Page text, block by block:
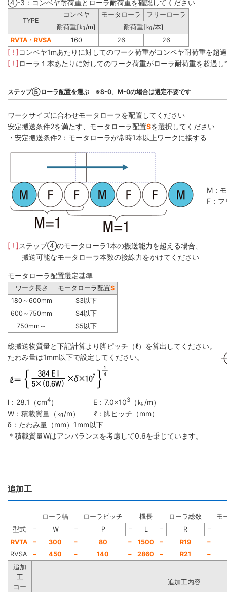
④-3：コンベヤ耐荷重とローラ耐荷重を確認してください
TYPE
コンベヤ モータローラ
フリーローラ
耐荷重[㎏/m]
耐荷重[㎏/本]
RVTA・RVSA
160 26 26
[ ! ]コンベヤ1mあたりに対してのワーク荷重がコンベヤ耐荷重を超
[ ! ]ローラ１本あたりに対してのワーク荷重がローラ耐荷重を超過
ステップ⑤ローラ配置を選ぶ ※S-0、M-0の場合は選定不要です
ワークサイズに合わせモータローラを配置してください
安定搬送条件2を満たす、モータローラ配置Sを選択してください
・安定搬送条件2：モータローラが常時1本以上ワークに接する
M：
F：
[ ! ]ステップ④のモータローラ1本の搬送能力を超える場合、
搬送可能なモータローラ本数の接線力をかけてください
モータローラ配置選定基準
ワーク長さ モータローラ配置S
180～600mm
S3以下
600～750mm
S4以下
750mm～
S5以下
総搬送物質量と下記計算より脚ピッチ（ℓ）を算出してください。
たわみ量は1mm以下で設定してください。
l：28.1（cm4） E：7.0×103
（㎏/m）
W：積載質量（㎏/m） ℓ：脚ピッチ（mm）
δ：たわみ量（mm）1mm以下
＊積載質量Wはアンバランスを考慮して0.6を乗じています。
追加工
ローラ幅 ローラピッチ 機長 ローラ総数
モ
型式
− W − P − L − R
−
RVTA
− 300 − 80 − 1500 − R19
−
RVSA
− 450 − 140 − 2860 − R21
−
追加
工
コー
追加工内容